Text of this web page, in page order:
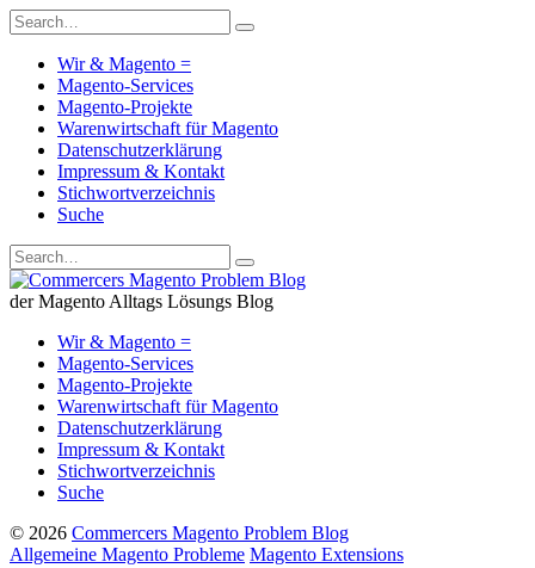
Wir & Magento =
Magento-Services
Magento-Projekte
Warenwirtschaft für Magento
Datenschutzerklärung
Impressum & Kontakt
Stichwortverzeichnis
Suche
der Magento Alltags Lösungs Blog
Wir & Magento =
Magento-Services
Magento-Projekte
Warenwirtschaft für Magento
Datenschutzerklärung
Impressum & Kontakt
Stichwortverzeichnis
Suche
© 2026 Commercers Magento Problem Blog
Allgemeine Magento Probleme Magento Extensions